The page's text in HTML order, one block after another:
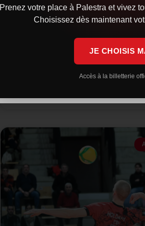
Alors que le tirage au sort des demi-finales
féminines et masculines de la Coupe de
14 février 2025 11 h 34 min
Prenez votre place à Palestra et vivez
Choisissez dès maintenant
JE CHOISIS
Accès à la billetterie